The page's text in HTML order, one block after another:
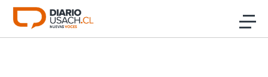
Click acá para ir directamente al contenido